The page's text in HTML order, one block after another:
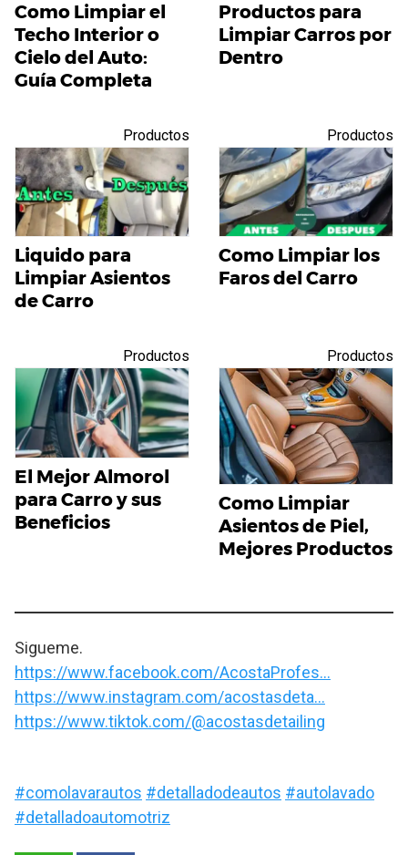
Como Limpiar el
Techo Interior o
Cielo del Auto:
Guía Completa
Productos para
Limpiar Carros por
Dentro
Productos
Liquido para
Limpiar Asientos
de Carro
Productos
Como Limpiar los
Faros del Carro
Productos
El Mejor Almorol
para Carro y sus
Beneficios
Productos
Como Limpiar
Asientos de Piel,
Mejores Productos
Sigueme.
https://www.facebook.com/AcostaProfes…
https://www.instagram.com/acostasdeta…
https://www.tiktok.com/@acostasdetailing
#comolavarautos #detalladodeautos #autolavado
#detalladoautomotriz